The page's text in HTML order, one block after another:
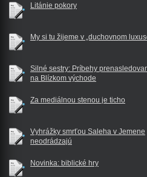
Litánie pokory
My si tu žijeme v „duchovnom
Silné sestry: Príbehy
na Blízkom východe
Za mediálnou stenou je ticho
Vyhrážky smrťou Saleha v Jemene
neodrádzajú
Novinka: biblické hry